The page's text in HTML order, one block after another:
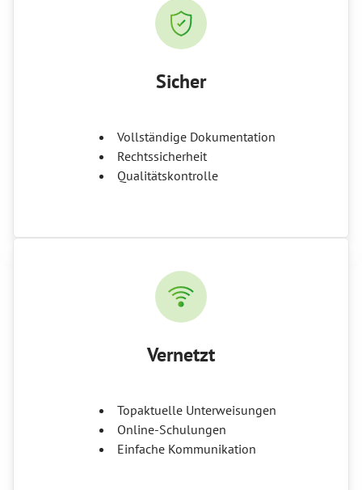
Sicher
Vollständige Dokumentation
Rechtssicherheit
Qualitätskontrolle
Vernetzt
Topaktuelle Unterweisungen
Online-Schulungen
Einfache Kommunikation